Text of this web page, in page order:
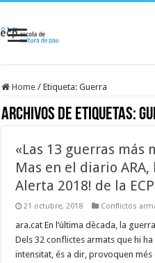
Home / Etiqueta:Guerra
Archivos de etiquetas:
«Las 13 guerras más
Mas en el diario
Alerta 2018! de la ECP
21 octubre, 2018 Conflictos
ara.cat En l’última dècada, la
Dels 32 conflictes armats que hi ha
intensitat, és a dir, provoquen més